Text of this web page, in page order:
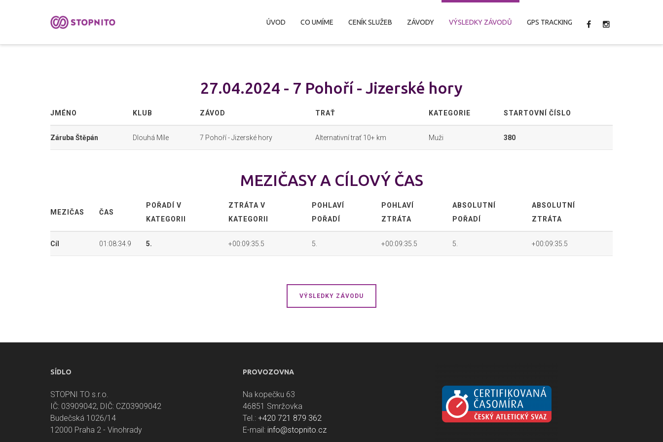
ÚVOD CO UMÍME CENÍK SLUŽEB ZÁVODY VÝSLEDKY ZÁVODŮ GPS TRACKING
27.04.2024 - 7 Pohoří - Jizerské hory
JMÉNO KLUB ZÁVOD TRAŤ KATEGORIE STARTOVNÍ ČÍSLO
Záruba Štěpán Dlouhá Míle 7 Pohoří - Jizerské hory Alternativní trať 10+ km Muži 380
MEZIČASY A CÍLOVÝ ČAS
MEZIČAS ČAS
POŘADÍ V
KATEGORII
ZTRÁTA V
KATEGORII
POHLAVÍ
POŘADÍ
POHLAVÍ
ZTRÁTA
ABSOLUTNÍ
POŘADÍ
ABSOLUTNÍ
ZTRÁTA
Cíl 01:08:34.9 5. +00:09:35.5 5. +00:09:35.5 5. +00:09:35.5
VÝSLEDKY ZÁVODU
SÍDLO
STOPNI TO s.r.o.
IČ: 03909042, DIČ: CZ03909042
Budečská 1026/14
12000 Praha 2 - Vinohrady
PROVOZOVNA
Na kopečku 63
46851 Smržovka
Tel.: +420 721 879 362
E-mail: info@stopnito.cz